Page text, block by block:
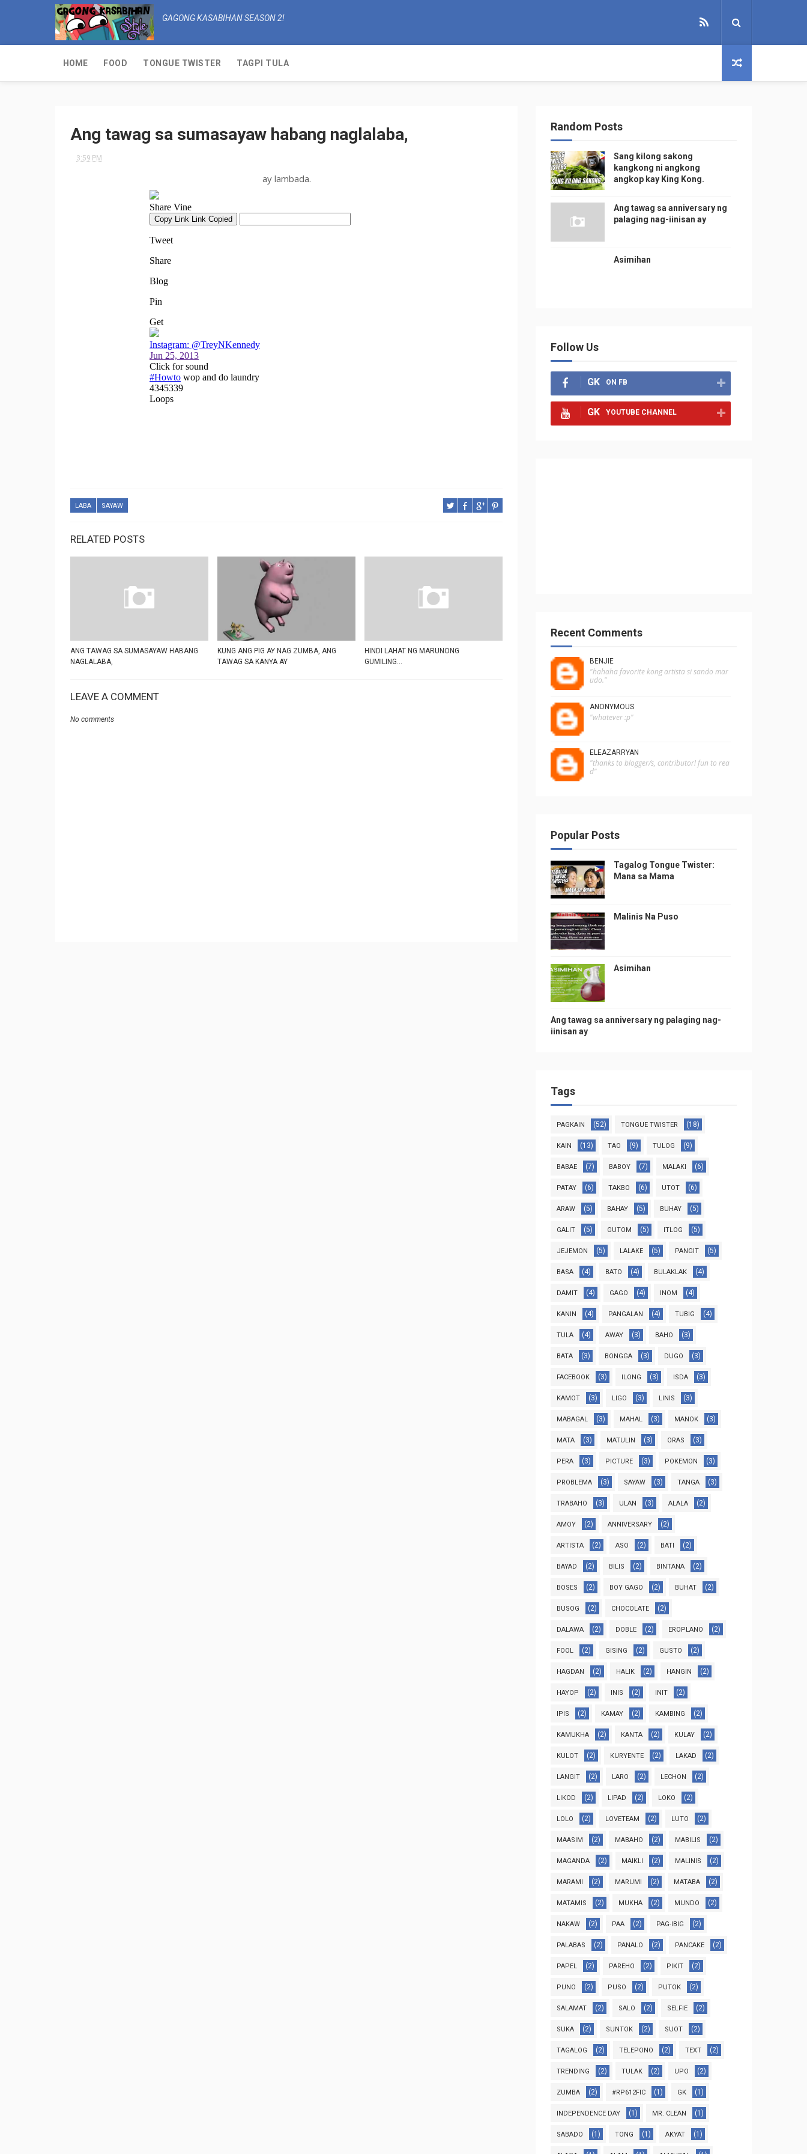
GAGONG KASABIHAN SEASON 2!
HOME FOOD TONGUE TWISTER TAGPI TULA
Ang tawag sa sumasayaw habang naglalaba,
3:59 PM
ay lambada.
LABA SAYAW
RELATED POSTS
ANG TAWAG SA SUMASAYAW HABANG
NAGLALABA,
KUNG ANG PIG AY NAG ZUMBA, ANG
TAWAG SA KANYA AY
HINDI LAHAT NG MARUNONG
GUMILING...
LEAVE A COMMENT
No comments
Random Posts
Sang kilong sakong
kangkong ni angkong
angkop kay King Kong.
Ang tawag sa anniversary ng
palaging nag-iinisan ay
Asimihan
Follow Us
GK ON FB
GK YOUTUBE CHANNEL
Recent Comments
BENJIE
"hahaha favorite kong artista si sando mar
udo."
ANONYMOUS
"whatever :p"
ELEAZARRYAN
"thanks to blogger/s, contributor! fun to rea
d"
Popular Posts
Tagalog Tongue Twister:
Mana sa Mama
Malinis Na Puso
Asimihan
Ang tawag sa anniversary ng palaging nag-
iinisan ay
Tags
PAGKAIN (52) TONGUE TWISTER (18)
KAIN (13) TAO (9) TULOG (9)
BABAE (7) BABOY (7) MALAKI (6)
PATAY (6) TAKBO (6) UTOT (6)
ARAW (5) BAHAY (5) BUHAY (5)
GALIT (5) GUTOM (5) ITLOG (5)
JEJEMON (5) LALAKE (5) PANGIT (5)
BASA (4) BATO (4) BULAKLAK (4)
DAMIT (4) GAGO (4) INOM (4)
KANIN (4) PANGALAN (4) TUBIG (4)
TULA (4) AWAY (3) BAHO (3)
BATA (3) BONGGA (3) DUGO (3)
FACEBOOK (3) ILONG (3) ISDA (3)
KAMOT (3) LIGO (3) LINIS (3)
MABAGAL (3) MAHAL (3) MANOK (3)
MATA (3) MATULIN (3) ORAS (3)
PERA (3) PICTURE (3) POKEMON (3)
PROBLEMA (3) SAYAW (3) TANGA (3)
TRABAHO (3) ULAN (3) ALALA (2)
AMOY (2) ANNIVERSARY (2)
ARTISTA (2) ASO (2) BATI (2)
BAYAD (2) BILIS (2) BINTANA (2)
BOSES (2) BOY GAGO (2) BUHAT (2)
BUSOG (2) CHOCOLATE (2)
DALAWA (2) DOBLE (2) EROPLANO (2)
FOOL (2) GISING (2) GUSTO (2)
HAGDAN (2) HALIK (2) HANGIN (2)
HAYOP (2) INIS (2) INIT (2)
IPIS (2) KAMAY (2) KAMBING (2)
KAMUKHA (2) KANTA (2) KULAY (2)
KULOT (2) KURYENTE (2) LAKAD (2)
LANGIT (2) LARO (2) LECHON (2)
LIKOD (2) LIPAD (2) LOKO (2)
LOLO (2) LOVETEAM (2) LUTO (2)
MAASIM (2) MABAHO (2) MABILIS (2)
MAGANDA (2) MAIKLI (2) MALINIS (2)
MARAMI (2) MARUMI (2) MATABA (2)
MATAMIS (2) MUKHA (2) MUNDO (2)
NAKAW (2) PAA (2) PAG-IBIG (2)
PALABAS (2) PANALO (2) PANCAKE (2)
PAPEL (2) PAREHO (2) PIKIT (2)
PUNO (2) PUSO (2) PUTOK (2)
SALAMAT (2) SALO (2) SELFIE (2)
SUKA (2) SUNTOK (2) SUOT (2)
TAGALOG (2) TELEPONO (2) TEXT (2)
TRENDING (2) TULAK (2) UPO (2)
ZUMBA (2) #RP612FIC (1) GK (1)
INDEPENDENCE DAY (1) MR. CLEAN (1)
SABADO (1) TONG (1) AKYAT (1)